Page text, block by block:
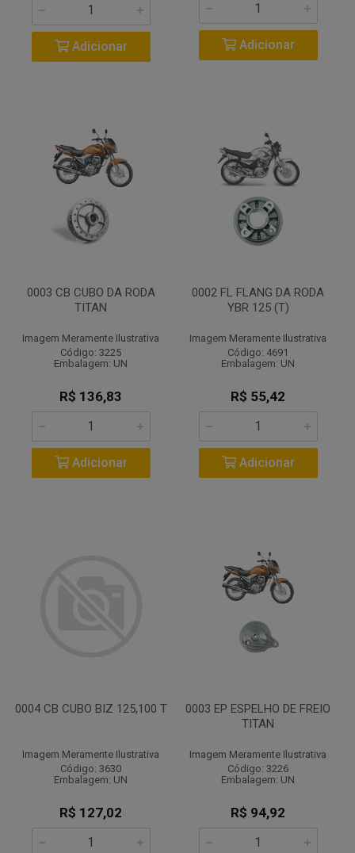
Adicionar Adicionar
0003 CB CUBO DA RODA
TITAN
Imagem Meramente Ilustrativa
Código: 3225
Embalagem: UN
R$ 136,83
Adicionar
0002 FL FLANG DA RODA
YBR 125 (T)
Imagem Meramente Ilustrativa
Código: 4691
Embalagem: UN
R$ 55,42
Adicionar
0004 CB CUBO BIZ 125,100 T
Imagem Meramente Ilustrativa
Código: 3630
Embalagem: UN
R$ 127,02
0003 EP ESPELHO DE FREIO
TITAN
Imagem Meramente Ilustrativa
Código: 3226
Embalagem: UN
R$ 94,92